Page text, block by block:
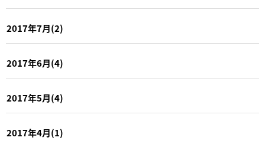
2017年7月(2)
2017年6月(4)
2017年5月(4)
2017年4月(1)